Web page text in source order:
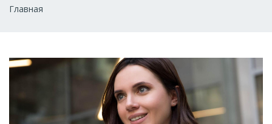
Строка
Главная